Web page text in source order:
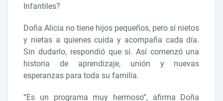
Infantiles?
Doña Alicia no tiene hijos pequeños, pero sí nietos
y nietas a quienes cuida y acompaña cada día.
Sin dudarlo, respondió que sí. Así comenzó una
historia de aprendizaje, unión y nuevas
esperanzas para toda su familia.
“Es un programa muy hermoso”, afirma Doña